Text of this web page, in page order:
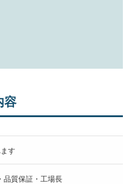
容
す
品質保証・工場長